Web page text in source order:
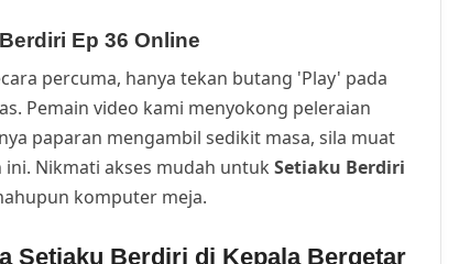
Ep 36 Online
percuma, hanya tekan butang 'Play' pada
Pemain video kami menyokong peleraian
paparan mengambil sedikit masa, sila muat
Nikmati akses mudah untuk Setiaku Berdiri
komputer meja.
Setiaku Berdiri di Kepala Bergetar